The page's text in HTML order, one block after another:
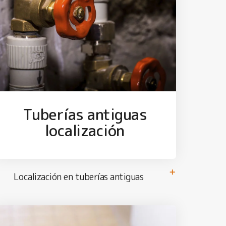
Tuberías antiguas
localización
Localización en tuberías antiguas